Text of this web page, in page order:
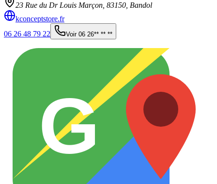
23 Rue du Dr Louis Marçon, 83150 Bandol
kconceptstore.fr
06 26 48 79 22
Voir 06 26** ** **
G